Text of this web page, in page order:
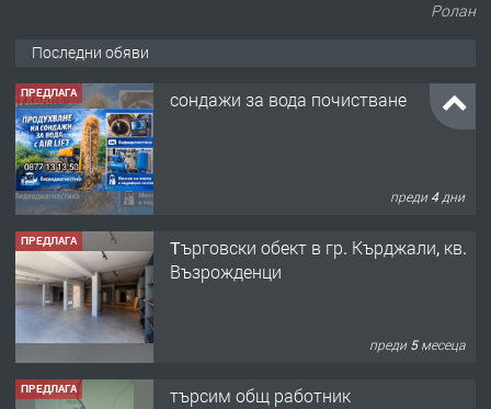
Ролан
Последни обяви
ПРЕДЛАГА сондажи за вода почистване
преди 4 дни
ПРЕДЛАГА
Tърговски обект в гр. Кърджали, кв.
Възрожденци
преди 5 месеца
ПРЕДЛАГА търсим общ работник